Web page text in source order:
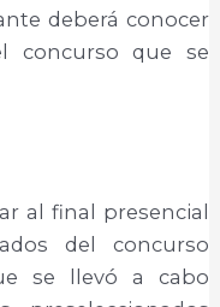
deberá conocer
concurso que se
al final presencial
del concurso
se llevó a cabo